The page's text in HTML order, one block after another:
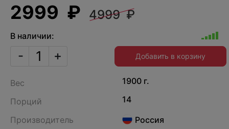
2999 ₽ 4999 ₽
В наличии:
- + Добавить в корзину
Вес
1900 г.
Порций
14
Производитель
Россия